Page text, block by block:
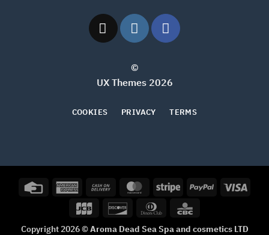
2026 UX Themes
TERMS
PRIVACY
COOKIES
Visa
PayPal
Stripe
MasterCard
Cash
Delivery
American
Credit
CBC
Dinners
Discover
JCB
Copyright 2026 ©Aroma Dead Sea Spa and cosmetics LTD